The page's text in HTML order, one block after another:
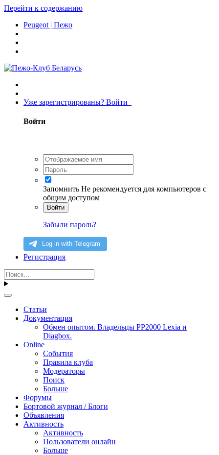
Перейти к содержанию
Peugeot | Пежо
Уже зарегистрированы? Войти
Войти
Запомнить Не рекомендуется для компьютеров с
общим доступом
Войти
Забыли пароль?
Регистрация
Статьи
Документация
Обмен опытом. Владельцы PP2000 Lexia и
Diagbox.
Online
События
Правила клуба
Модераторы
Поиск
Больше
Форумы
Бортовой журнал / Блоги
Объявления
Активность
Активность
Пользователи онлайн
Больше